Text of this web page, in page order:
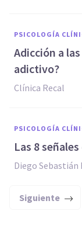
PSICOLOGÍA
Adicción a
adictivo?
Clínica Recal
PSICOLOGÍA
Las 8
Diego Sebastián
Siguiente